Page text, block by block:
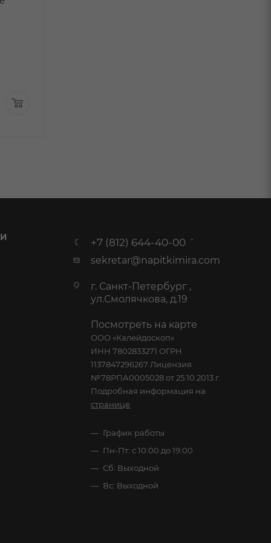
+7 (812) 644-40-00
sekretar@napitkimira.com
г. Санкт-Петербург ,
ул.Смолячкова, д.19
Посмотреть на карте
ООО «Калейдоскоп»
ИНН 7802833271 ОГРН
1137847296267 Лицензия
№78РПА0005028 от 25.10.2013 г.
Подробная информация на
странице
График работы
Пн-Пт: с 10:00 до 19:00
Сб: Выходной
Вс: Выходной